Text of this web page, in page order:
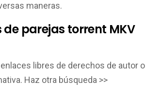
maneras.
parejas torrent MKV
libres de derechos de autor o
Haz otra búsqueda >>